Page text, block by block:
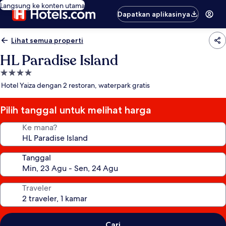
Langsung ke konten utama
Dapatkan aplikasinya
Lihat semua properti
HL Paradise Island
Properti
bintang
Hotel Yaiza dengan 2 restoran, waterpark gratis
Pilih tanggal untuk melihat harga
Ke mana?
Tanggal
Traveler